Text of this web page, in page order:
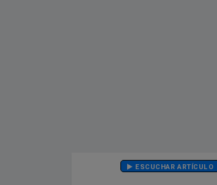
ESCUCHAR ARTÍCULO